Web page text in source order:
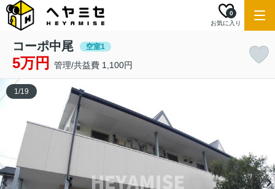
お気に入り
0
コーポ中尾 空室1
5万円 管理/共益費 1,100円
1/19